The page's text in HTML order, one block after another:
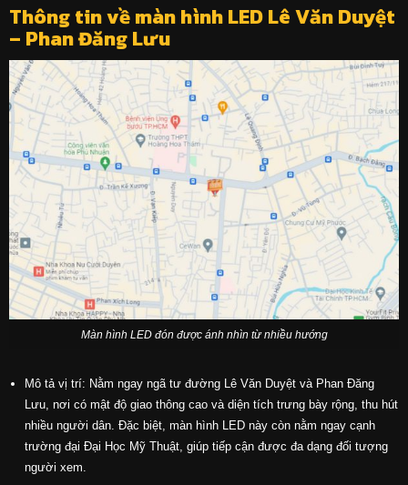
Thông tin về màn hình LED Lê Văn Duyệt
– Phan Đăng Lưu
Màn hình LED đón được ánh nhìn từ nhiều hướng
Mô tả vị trí: Nằm ngay ngã tư đường Lê Văn Duyệt và Phan Đăng
Lưu, nơi có mật độ giao thông cao và diện tích trưng bày rộng, thu hút
nhiều người dân. Đặc biệt, màn hình LED này còn nằm ngay cạnh
trường đại Đại Học Mỹ Thuật, giúp tiếp cận được đa dạng đối tượng
người xem.